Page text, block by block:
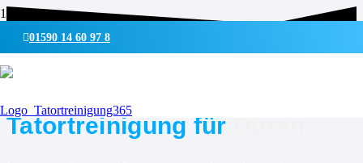
01590 14 60 97 8
Tatortreinigung für